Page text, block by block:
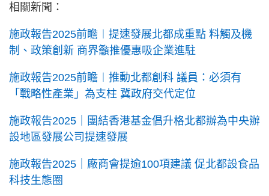
相關新聞：
施政報告2025前瞻︱提速發展北都成重點 料觸及機
制、政策創新 商界籲推優惠吸企業進駐
施政報告2025前瞻︱推動北都創科 議員：必須有
「戰略性產業」為支柱 冀政府交代定位
施政報告2025｜團結香港基金倡升格北都辦為中央辦
設地區發展公司提速發展
施政報告2025｜廠商會提逾100項建議 促北都設食品
科技生態圈